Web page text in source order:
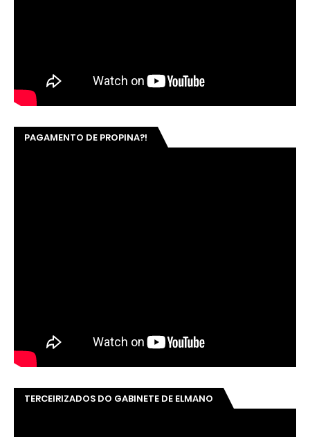
PAGAMENTO DE PROPINA?!
TERCEIRIZADOS DO GABINETE DE ELMANO